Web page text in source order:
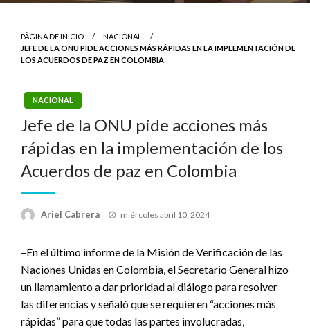
PÁGINA DE INICIO
NACIONAL
JEFE DE LA ONU PIDE ACCIONES MÁS RÁPIDAS EN LA IMPLEMENTACIÓN DE
LOS ACUERDOS DE PAZ EN COLOMBIA
NACIONAL
Jefe de la ONU pide acciones más
rápidas en la implementación de los
Acuerdos de paz en Colombia
Ariel Cabrera
Publicado
miércoles abril 10, 2024
–En el último informe de la Misión de Verificación de las
Naciones Unidas en Colombia, el Secretario General hizo
un llamamiento a dar prioridad al diálogo para resolver
las diferencias y señaló que se requieren “acciones más
rápidas” para que todas las partes involucradas,